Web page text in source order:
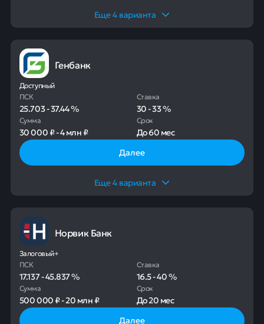
Еще4 варианта
Генбанк
Доступный
ПСК
25.703-37.44%
Ставка
30-33%
Сумма
30 000 ₽-4 млн ₽
Срок
До60 мес
Далее
Еще4 варианта
Норвик Банк
Залоговый+
ПСК
17.137-45.837%
Ставка
16.5-40%
Сумма
500 000 ₽-20 млн ₽
Срок
До20 мес
Далее